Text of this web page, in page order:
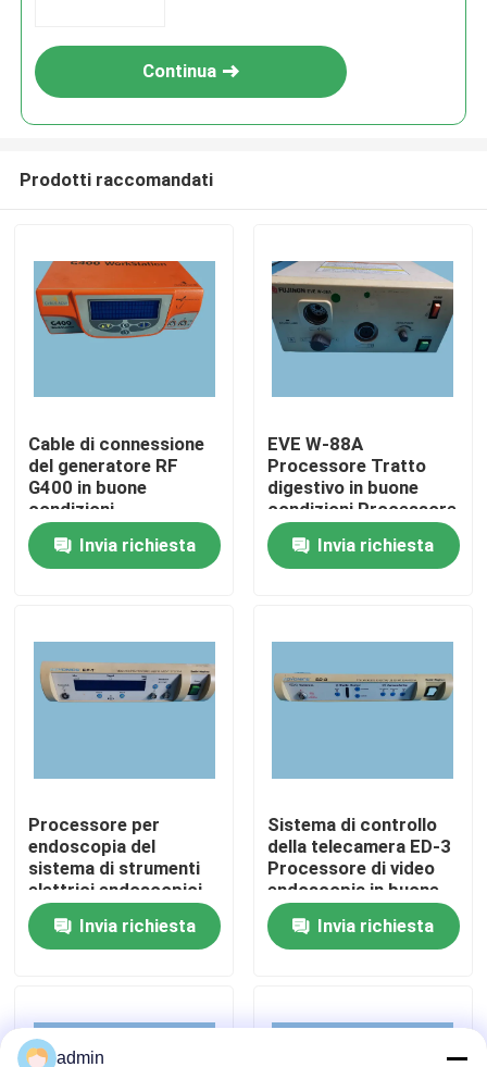
Casa.
Prodotti
Video
Su di noi
Controllo della qualità
Contattaci
Chiedi un preventivo
Applicabilità flessibile
Continua
Prodotti raccomandati
Cable di connessione
del generatore RF
G400 in buone
condizioni
Invia richiesta
EVE W-88A
Processore Tratto
digestivo in buone
condizioni Processore
endoscopico
Invia richiesta
Processore per
endoscopia del
sistema di strumenti
elettrici endoscopici
EP-1
Invia richiesta
Sistema di controllo
della telecamera ED-3
Processore di video
endoscopia in buone
condizioni
Invia richiesta
admin